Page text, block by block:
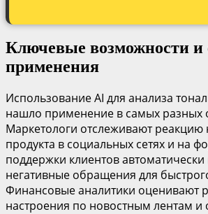
Ключевые возможности
применения
Использование AI для анализа
нашло применение в самых разных
Маркетологи отслеживают реакцию
продукта в социальных сетях и на
поддержки клиентов
негативные обращения для
Финансовые аналитики оценивают
настроения по новостным лентам и